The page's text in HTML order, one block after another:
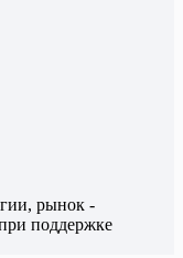
рынок -
поддержке